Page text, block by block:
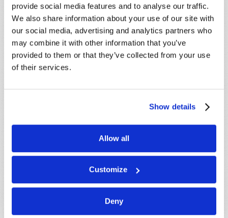
provide social media features and to analyse our traffic.
We also share information about your use of our site with
our social media, advertising and analytics partners who
may combine it with other information that you’ve
provided to them or that they’ve collected from your use
of their services.
Show details
Allow all
Customize
Deny
hacer nuestra parte, con la ayuda de Dios, para vencer
hasta el final, conquistando al último enemigo, la
muerte, y heredar la vida eterna en el Reino de Dios.
Nuestro folleto, “El misterio del destino humano”,
explica este tema claramente. Puede
¡DINOS LO QUE PIENSAS!
Debido al volumen de trabajo, es posible que no